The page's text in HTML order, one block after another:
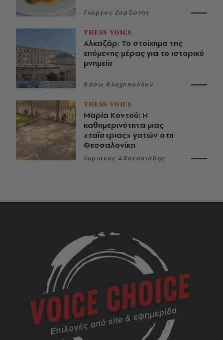
Γιώργος Ζαρζώνης
THESS VOICE
Αλκαζάρ: Το στοίχημα της
επόμενης μέρας για το ιστορικό
μνημείο
Βάσω Βλαχοπούλου
THESS VOICE
Μαρία Κοντού: Η
καθημερινότητα μιας
«ταΐστριας» γατών στη
Θεσσαλονίκη
Κυριάκος Αθανασιάδης